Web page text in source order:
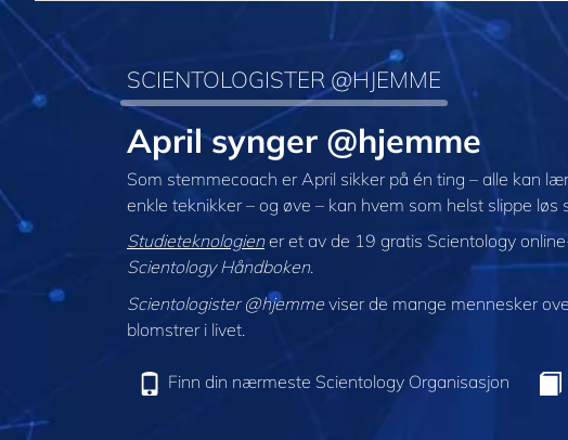
SCIENTOLOGISTER @HJEMME
April synger @hjemme
Som stemmecoach er April sikker på én ting – alle kan
enkle teknikker – og øve – kan hvem som helst slippe løs
Studieteknologiener et av de 19 gratis Scientology
Scientology Håndboken.
Scientologister @hjemmeviser de mange mennesker
blomstrer i livet.
Finn din nærmeste Scientology Organisasjon